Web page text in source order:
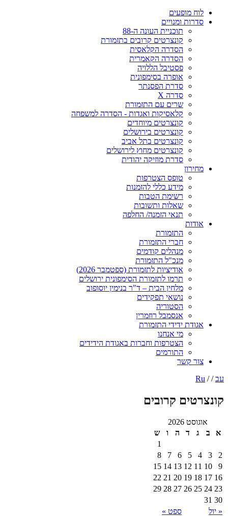
מופעים
ומנויים
תוכניית העונה ה-88
קונצרטים קרובים בתזמורת
הסדרה הקלאסית
הסדרה הקאמרית
פסטיבל הללויה
אופרה בסימפונית
סדרת הפסנתר
שרים עם התזמורת
קלאסיקות ואגדות - הסדרה למשפחה
קונצרטים מיוחדים
קונצרטים בירושלים
קונצרטים בתל אביב
קונצרטים מחוץ לירושלים
סדרת מוזיקה יהודית
טופס הצטרפות
מידע כללי להזמנות
רשימת הטבות
שאלות ותשובות
תנאי הזמנה/ החלפה
התזמורת
חברי התזמורת
מנהלים קודמים
מנכ"ל התזמורת
אודיציות לתזמורת (ספטמבר 2026)
תרמו לתזמורת הסימפונית ירושלים
מלחין הבית – ד"ר בנימין יוסופוב
נושאי תפקידים
הסטוריה
אנסמבל רוזמרין
ידידי התזמורת
מי אנחנו
הצטרפות וחברות באגודת הידידים
התורמים
קשר
קרובים
ד ה ו
ש
5
6
7
8
12
13
14
15
19
20
21
22
26
27
28
29
ספט »